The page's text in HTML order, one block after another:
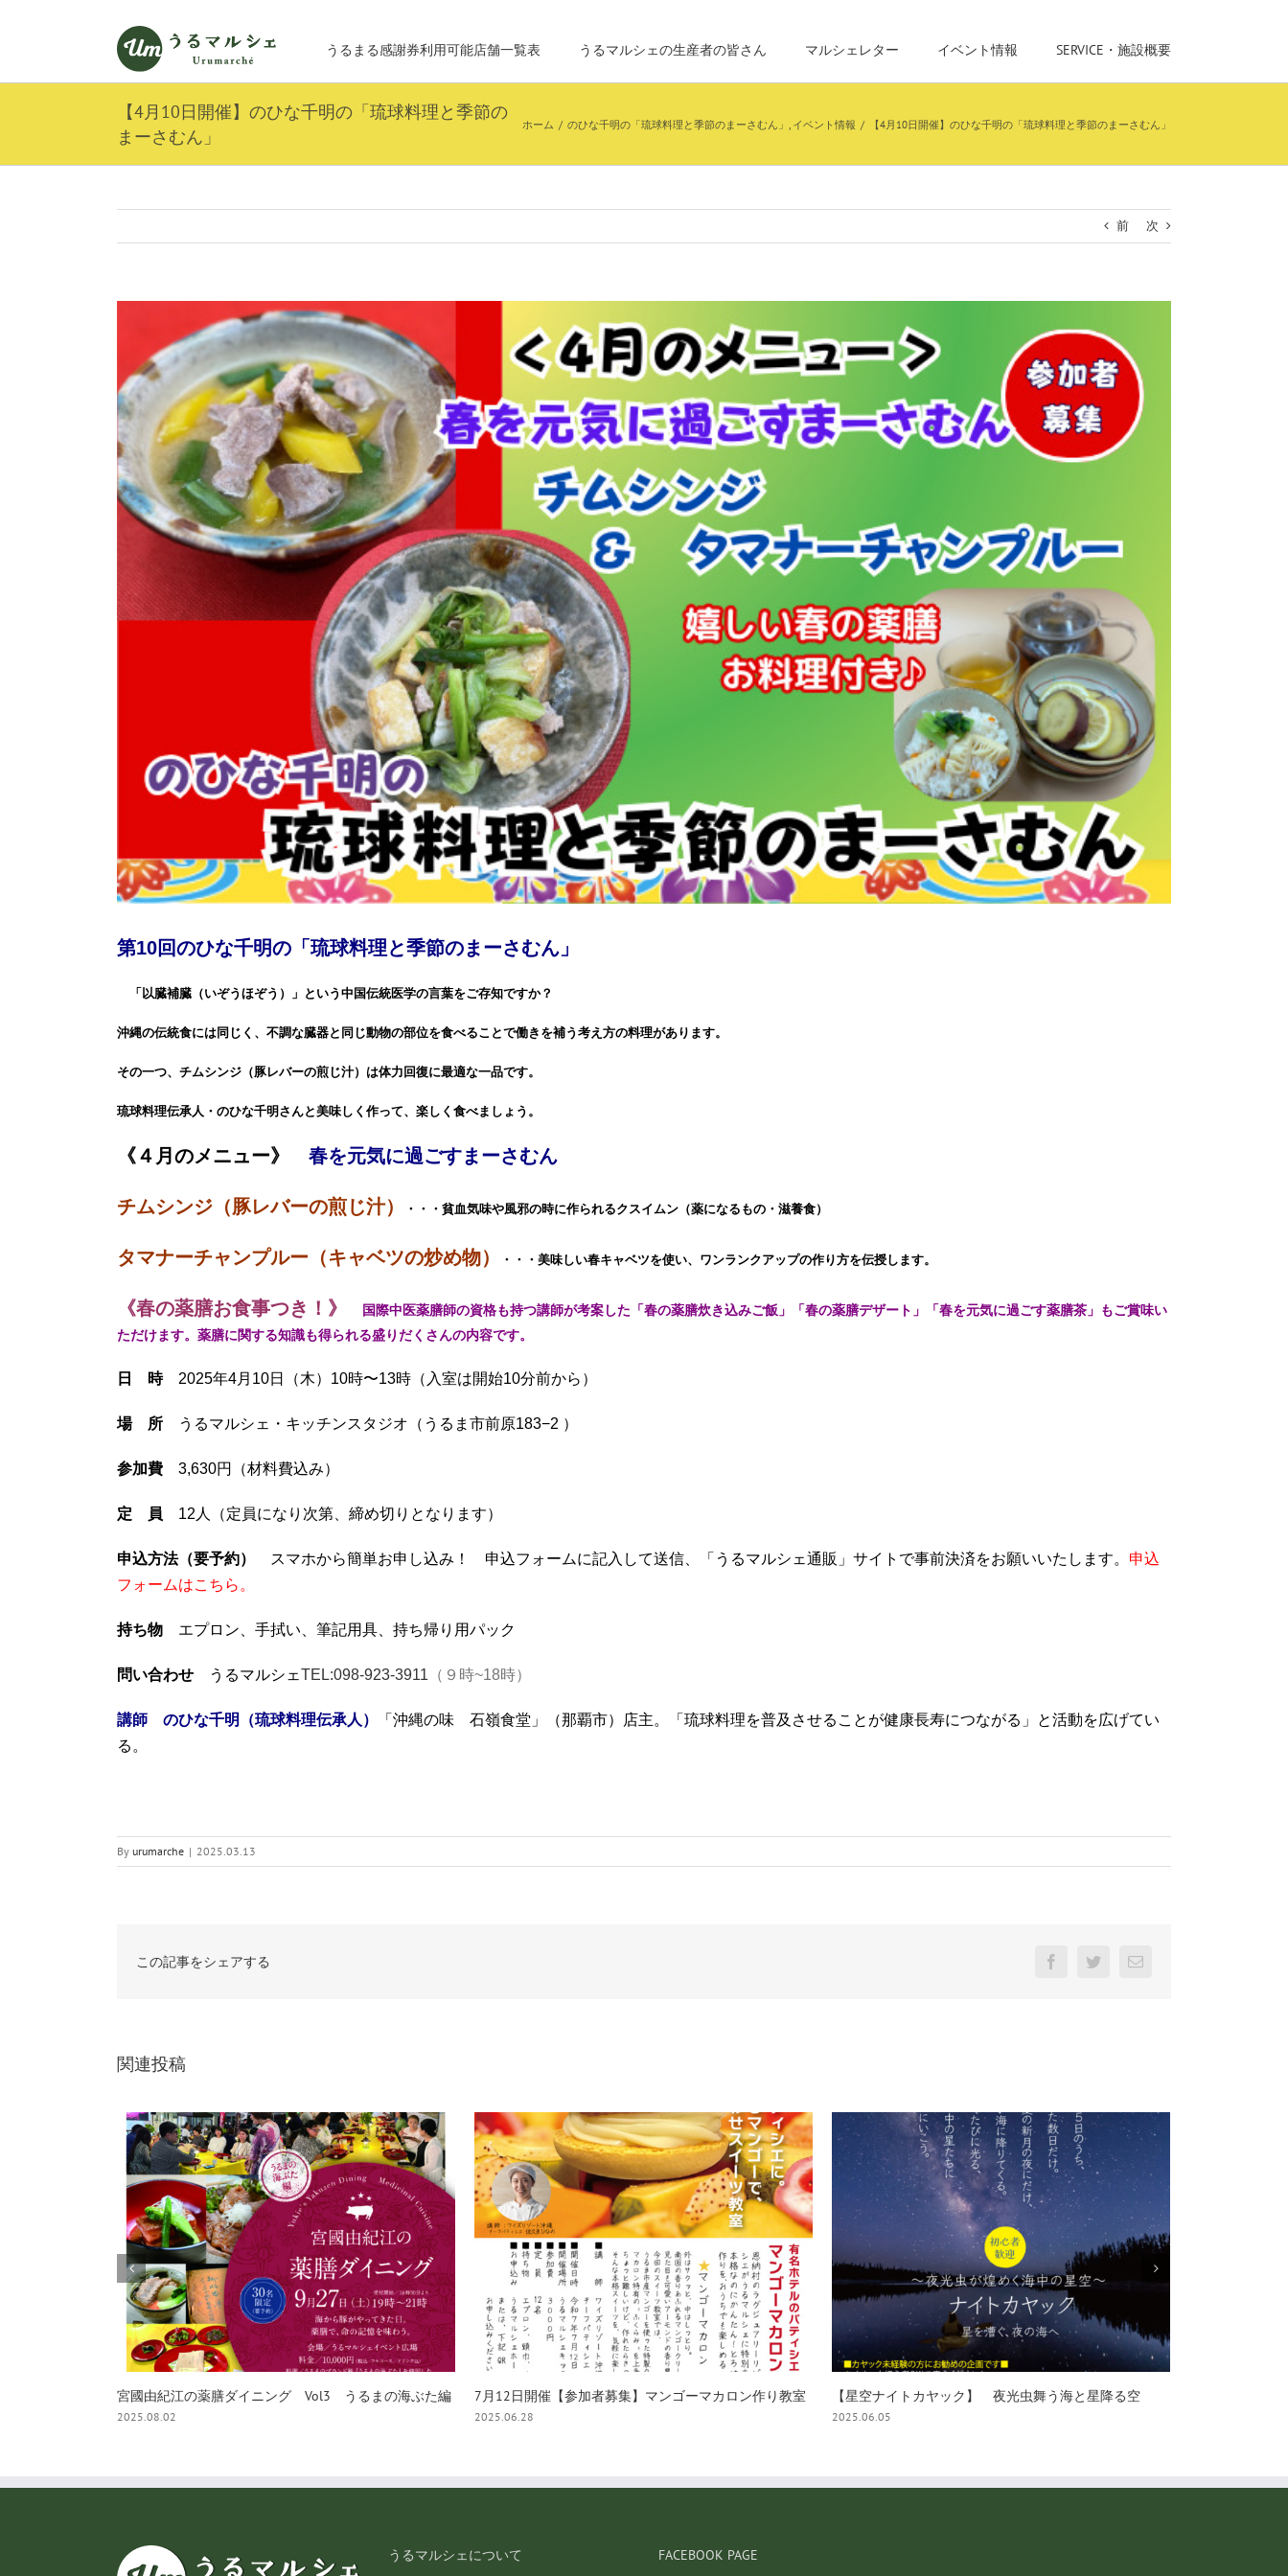
うるまる感謝券利用可能店舗一覧表 うるマルシェの生産者の皆さん マルシェレター イベント情報 SERVICE・施設概要
【4月10日開催】のひな千明の「琉球料理と季節の
まーさむん」
ホーム / のひな千明の「琉球料理と季節のまーさむん」 イベント情報 / 【4月10日開催】のひな千明の「琉球料理と季節のまーさむん」
前 次
第10回のひな千明の「琉球料理と季節のまーさむん」
「以臓補臓（いぞうほぞう）」という中国伝統医学の言葉をご存知ですか？
沖縄の伝統食には同じく、不調な臓器と同じ動物の部位を食べることで働きを補う考え方の料理があります。
その一つ、チムシンジ（豚レバーの煎じ汁）は体力回復に最適な一品です。
琉球料理伝承人・のひな千明さんと美味しく作って、楽しく食べましょう。
《４月のメニュー》 春を元気に過ごすまーさむん
チムシンジ（豚レバーの煎じ汁） ・・・ 貧血気味や風邪の時に作られるクスイムン（薬になるもの・滋養食）
タマナーチャンプルー（キャベツの炒め物） ・・・美味しい春キャベツを使い、ワンランクアップの作り方を伝授します。
《春の薬膳お食事つき！》 国際中医薬膳師の資格も持つ講師が考案した「春の薬膳炊き込みご飯」「春の薬膳デザート」「春を元気に過ごす薬膳茶」もご賞味い
ただけます。 薬膳に関する知識も得られる盛りだくさんの内容です。
日 時 2025年4月10日（木）10時〜13時（入室は開始10分前から）
場 所 うるマルシェ・キッチンスタジオ（うるま市前原183−2 ）
参加費 3,630円（材料費込み）
定 員 12人（定員になり次第、締め切りとなります）
申込方法（要予約） スマホから簡単お申し込み！ 申込フォームに記入して送信、「うるマルシェ通販」サイトで事前決済をお願いいたします。 申込
フォームはこちら 。
持ち物 エプロン、手拭い、筆記用具、持ち帰り用パック
問い合わせ うるマルシェTEL:098-923-3911 （９時~18時）
講師 のひな千明（琉球料理伝承人）
「沖縄の味 石嶺食堂」（那覇市）店主。「琉球料理を普及させることが健康長寿につながる」と活動を広げてい
る。
By urumarche | 2025.03.13
この記事をシェアする FacebookTwitter電
関連投稿
7月12日開催【参加者募集】マンゴーマカロン作り教室
2025.06.28
【星空ナイトカヤック】 夜光虫舞う海と星降る空
2025.06.05
パン職人と手ごねパン作り体験
2025.06.05
うるマルシェについて FACEBOOK PAGE